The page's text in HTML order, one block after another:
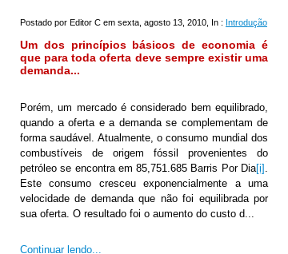
Postado por Editor C em sexta, agosto 13, 2010, In : Introdução
Um dos princípios básicos de economia é
que para toda oferta deve sempre existir uma
demanda...
Porém, um mercado é considerado bem equilibrado,
quando a oferta e a demanda se complementam de
forma saudável. Atualmente, o consumo mundial dos
combustíveis de origem fóssil provenientes do
petróleo se encontra em 85,751.685 Barris Por Dia[i]
Este consumo cresceu exponencialmente a uma
velocidade de demanda que não foi equilibrada por
sua oferta. O resultado foi o aumento do custo d...
Continuar lendo...